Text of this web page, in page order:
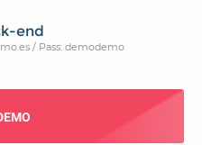
end
/ Pass: demodemo